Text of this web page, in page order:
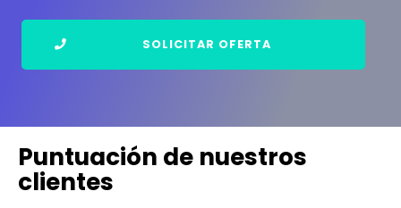
SOLICITAR OFERTA
Puntuación de nuestros
clientes